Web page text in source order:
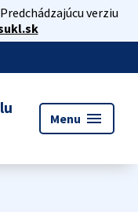
verziu
Menu menu